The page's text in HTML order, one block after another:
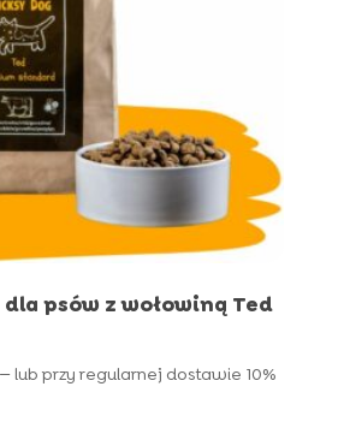
psów z wołowiną Ted
— lub przy regularnej dostawie 10%